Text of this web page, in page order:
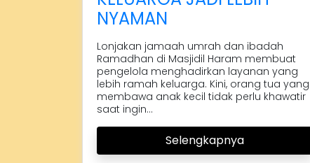
NYAMAN
Lonjakan jamaah umrah dan ibadah
Ramadhan di Masjidil Haram membuat
pengelola menghadirkan layanan yang
lebih ramah keluarga. Kini, orang tua yang
membawa anak kecil tidak perlu khawatir
saat ingin...
Selengkapnya